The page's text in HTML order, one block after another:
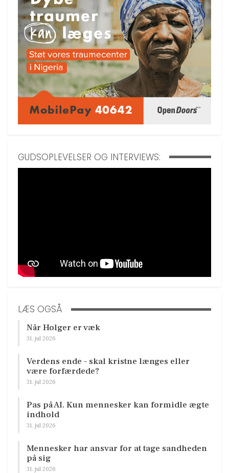
GUDSOPLEVELSER OG INTERVIEWS:
LÆS OGSÅ
Når Holger er væk
31. jul 2026
Verdens ende – skal kristne længes eller
være forfærdede?
31. jul 2026
Pas på AI. Kun mennesker kan formidle ægte
indhold
31. jul 2026
Mennesker har ansvar for at tage sandheden
på sig
31. jul 2026